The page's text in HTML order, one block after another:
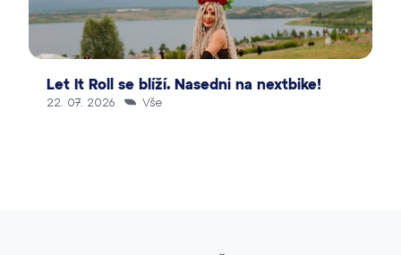
Let It Roll se blíží. Nasedni na nextbike!
22. 07. 2026
Vše